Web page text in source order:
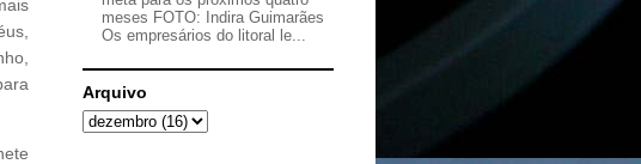
meses FOTO: Indira Guimarães
Os empresários do litoral le...
Arquivo